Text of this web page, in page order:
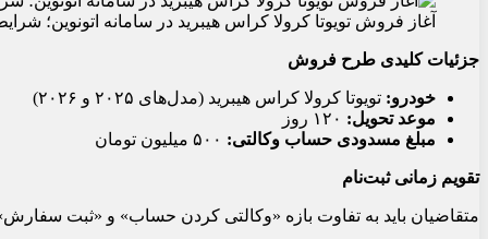
آغاز فروش تویوتا کرولا کراس هیبرید در سامانه اتونوین؛ شرایط
جزئیات کلیدی طرح فروش
خودرو: تویوتا کرولا کراس هیبرید (مدل‌های ۲۰۲۵ و ۲۰۲۶)
موعد تحویل:
مبلغ مسدودی حساب وکالتی:
تقویم زمانی ثبت‌نام
متقاضیان باید به تفاوت بازه «وکالتی کردن حساب» و «ثبت